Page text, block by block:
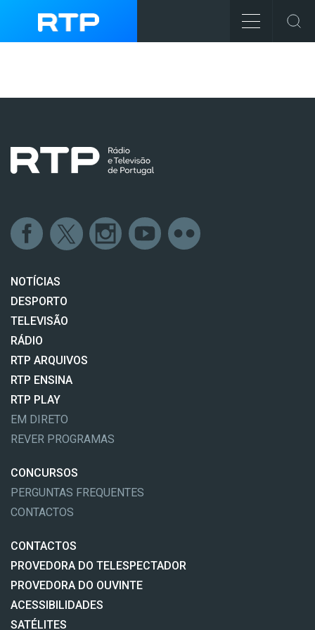
NOTÍCIAS
DESPORTO
TELEVISÃO
RÁDIO
RTP ARQUIVOS
RTP ENSINA
RTP PLAY
EM DIRETO
REVER PROGRAMAS
CONCURSOS
PERGUNTAS FREQUENTES
CONTACTOS
CONTACTOS
PROVEDORA DO TELESPECTADOR
PROVEDORA DO OUVINTE
ACESSIBILIDADES
SATÉLITES